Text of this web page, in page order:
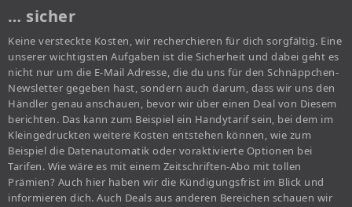
… sicher
Keine versteckte Kosten, wir recherchieren für dich sorgfältig. Eine
unserer wichtigsten Aufgaben ist die Sicherheit und dabei geht es
nicht nur um die E-Mail Adresse, die du uns für den Schnäppchen-
Newsletter gegeben hast, sondern auch darum, dass wir uns den
Händler genau anschauen, bevor wir über einen Deal von Diesem
berichten. Das kann zum Beispiel ein Handytarif sein, bei dem im
Kleingedruckten weitere Kosten entstehen können, wie zum
Beispiel die Datenautomatik oder voraktivierte Optionen bei
Tarifen. Wie wäre es mit einem Zeitschriften-Abo mit tollen
Prämien? Auch hier haben wir die Kündigungsfrist im Blick und
informieren dich. Auch Deals aus anderen Bereichen schauen wir